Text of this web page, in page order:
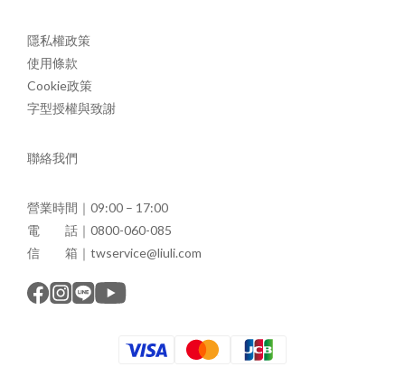
隱私權政策
使用條款
Cookie政策
字型授權與致謝
聯絡我們
營業時間｜09:00 – 17:00
電 話｜0800-060-085
信 箱｜twservice@liuli.com